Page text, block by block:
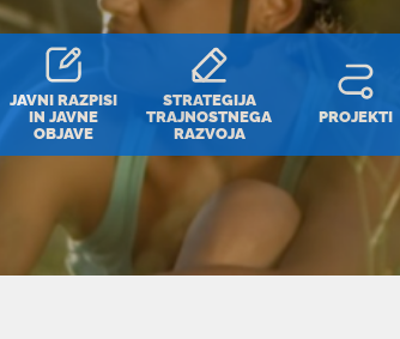
JAVNI RAZPISI
IN JAVNE
OBJAVE
STRATEGIJA
TRAJNOSTNEGA
RAZVOJA
PROJEKTI